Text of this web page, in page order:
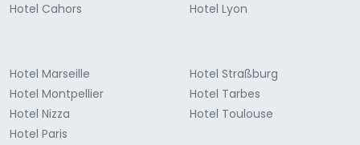
Hotel Cahors
Hotel Lyon
Hotel Marseille
Hotel Montpellier
Hotel Nizza
Hotel Paris
Hotel Straßburg
Hotel Tarbes
Hotel Toulouse